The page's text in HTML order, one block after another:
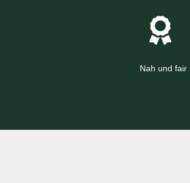
Nah und fair